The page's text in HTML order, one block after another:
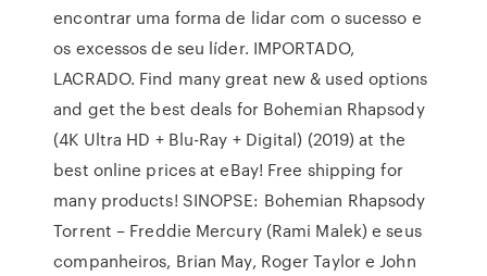
encontrar uma forma de lidar com o sucesso e
os excessos de seu líder. IMPORTADO,
LACRADO. Find many great new & used options
and get the best deals for Bohemian Rhapsody
(4K Ultra HD + Blu-Ray + Digital) (2019) at the
best online prices at eBay! Free shipping for
many products! SINOPSE: Bohemian Rhapsody
Torrent – Freddie Mercury (Rami Malek) e seus
companheiros, Brian May, Roger Taylor e John